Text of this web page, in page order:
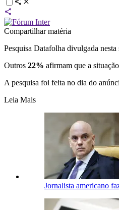
Compartilhar matéria
Pesquisa Datafolha divulgada
Outros 22% afirmam que a
A pesquisa foi feita no dia do
Leia Mais
Jornalista americano